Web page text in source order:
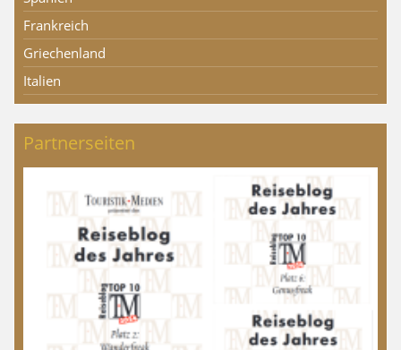
Frankreich
Griechenland
Italien
Partnerseiten